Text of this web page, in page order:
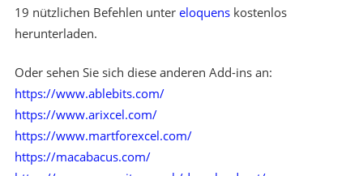
19 nützlichen Befehlen unter eloquenskostenlos
herunterladen.
Oder sehen Sie sich diese anderen Add-ins an:
https://www.ablebits.com/
https://www.arixcel.com/
https://www.martforexcel.com/
https://macabacus.com/